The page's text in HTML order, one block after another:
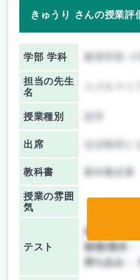
きゅうり さんの授業評
学部 学科 教育学部
担当の先生
名
授業種別
出席 ほぼ毎回とる
教科書 教科書必要
授業の雰囲
気
テスト
前期/中間：
後期/期末：
持ち込み：